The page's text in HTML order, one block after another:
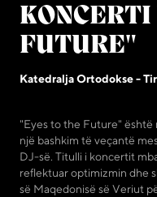
FUTURE"
Katedralja Ortodokse -
"Eyes to the Future" është
një bashkim të veçantë
DJ-së. Titulli i koncertit
reflektuar optimizmin dhe
së Maqedonisë së Veriut